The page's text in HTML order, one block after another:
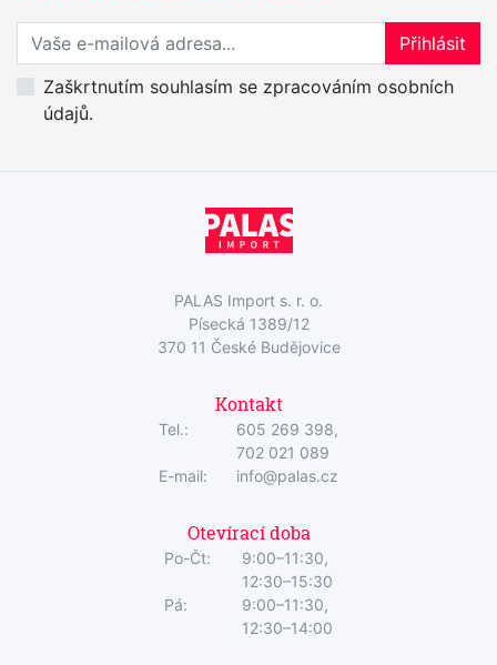
Přihlaste se k odběru novinek
Přihlásit
Zaškrtnutím souhlasím se zpracováním osobních
údajů.
PALAS Import s. r. o.
Písecká 1389/12
370 11 České Budějovice
Kontakt
Tel.:
605 269 398,
702 021 089
E-mail:
info@palas.cz
Otevírací doba
Po-Čt:
9:00–11:30,
12:30–15:30
Pá:
9:00–11:30,
12:30–14:00